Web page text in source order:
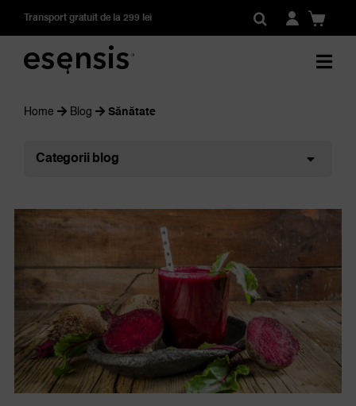
Transport gratuit de la 299 lei
Home Blog Sănătate
Categorii blog